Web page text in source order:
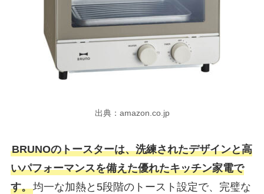
出典：amazon.co.jp
BRUNOのトースターは、洗練されたデザインと高
いパフォーマンスを備えた優れたキッチン家電で
す。均一な加熱と5段階のトースト設定で、完璧な